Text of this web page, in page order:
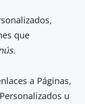
que
.
a Páginas,
u